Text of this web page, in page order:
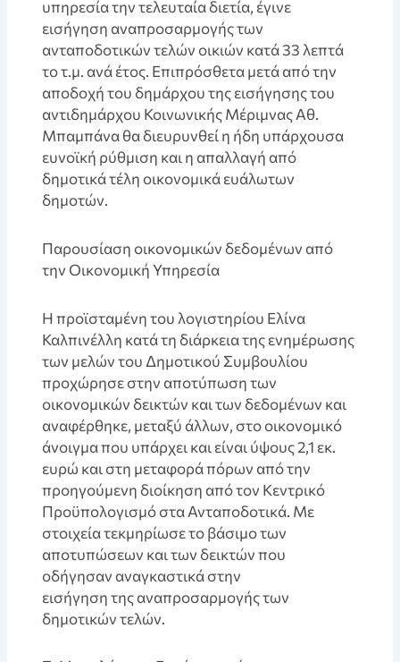
υπηρεσία την τελευταία διετία, έγινε
εισήγηση αναπροσαρμογής των
ανταποδοτικών τελών οικιών κατά 33 λεπτά
το τ.μ. ανά έτος. Επιπρόσθετα μετά από την
αποδοχή του δημάρχου της εισήγησης του
αντιδημάρχου Κοινωνικής Μέριμνας Αθ.
Μπαμπάνα θα διευρυνθεί η ήδη υπάρχουσα
ευνοϊκή ρύθμιση και η απαλλαγή από
δημοτικά τέλη οικονομικά ευάλωτων
δημοτών.
Παρουσίαση οικονομικών δεδομένων από
την Οικονομική Υπηρεσία
Η προϊσταμένη του λογιστηρίου Ελίνα
Καλπινέλλη κατά τη διάρκεια της ενημέρωσης
των μελών του Δημοτικού Συμβουλίου
προχώρησε στην αποτύπωση των
οικονομικών δεικτών και των δεδομένων και
αναφέρθηκε, μεταξύ άλλων, στο οικονομικό
άνοιγμα που υπάρχει και είναι ύψους 2,1 εκ.
ευρώ και στη μεταφορά πόρων από την
προηγούμενη διοίκηση από τον Κεντρικό
Προϋπολογισμό στα Ανταποδοτικά. Με
στοιχεία τεκμηρίωσε το βάσιμο των
αποτυπώσεων και των δεικτών που
οδήγησαν αναγκαστικά στην
εισήγηση της αναπροσαρμογής των
δημοτικών τελών.